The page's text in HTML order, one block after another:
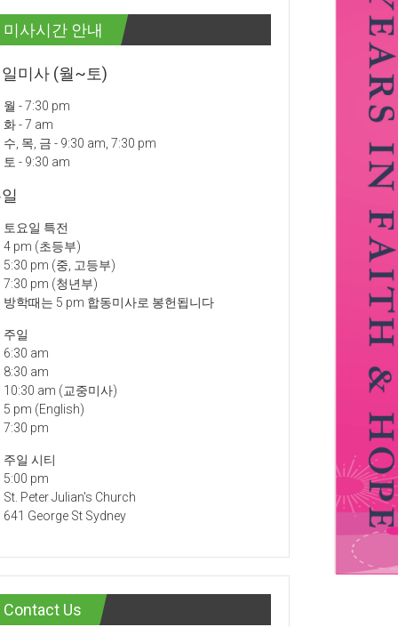
미사시간 안내
미사 (월~토)
월 - 7:30 pm
화 - 7 am
수, 목, 금 - 9:30 am, 7:30 pm
토 - 9:30 am
토요일 특전
4 pm (초등부)
5:30 pm (중, 고등부)
7:30 pm (청년부)
방학때는 5 pm 합동미사로 봉헌됩니다
주일
6:30 am
8:30 am
10:30 am (교중미사)
5 pm (English)
7:30 pm
주일 시티
5:00 pm
St. Peter Julian's Church
641 George St Sydney
Contact Us